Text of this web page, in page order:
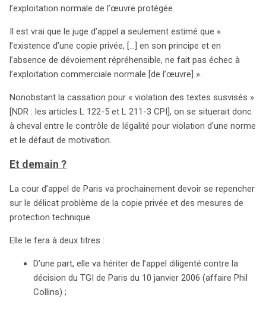
l’exploitation normale de l’œuvre protégée.
Il est vrai que le juge d’appel a seulement estimé que «
l’existence d’une copie privée, […] en son principe et en
l’absence de dévoiement répréhensible, ne fait pas échec à
l’exploitation commerciale normale [de l’œuvre] ».
Nonobstant la cassation pour « violation des textes susvisés »
[NDR : les articles L 122-5 et L 211-3 CPI], on se situerait donc
à cheval entre le contrôle de légalité pour violation d’une norme
et le défaut de motivation.
Et demain ?
La cour d’appel de Paris va prochainement devoir se repencher
sur le délicat problème de la copie privée et des mesures de
protection technique.
Elle le fera à deux titres :
D’une part, elle va hériter de l’appel diligenté contre la
décision du TGI de Paris du 10 janvier 2006 (affaire Phil
Collins) ;